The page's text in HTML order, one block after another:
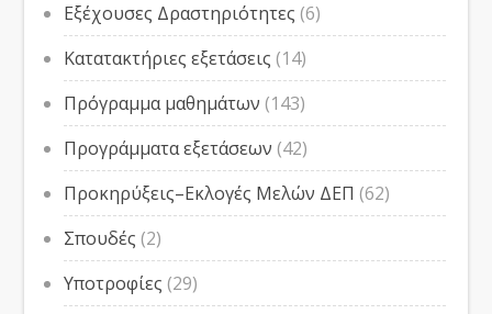
Εξέχουσες Δραστηριότητες (6)
Κατατακτήριες εξετάσεις (14)
Πρόγραμμα μαθημάτων (143)
Προγράμματα εξετάσεων (42)
Προκηρύξεις–Εκλογές Μελών ΔΕΠ (62)
Σπουδές (2)
Υποτροφίες (29)